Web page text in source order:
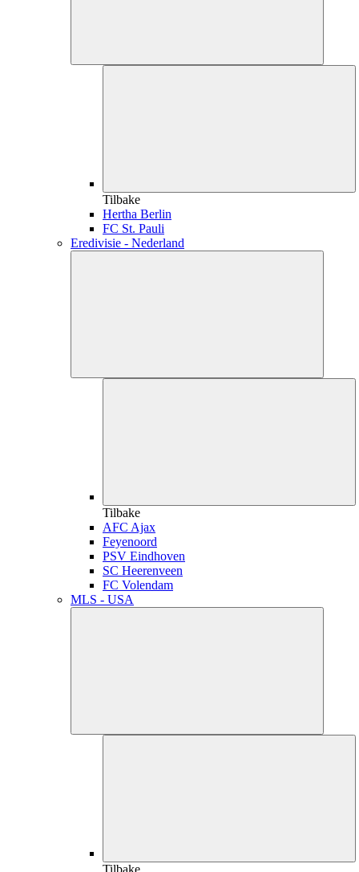
Tilbake
Hertha Berlin
FC St. Pauli
Eredivisie - Nederland
Tilbake
AFC Ajax
Feyenoord
PSV Eindhoven
SC Heerenveen
FC Volendam
MLS - USA
Tilbake